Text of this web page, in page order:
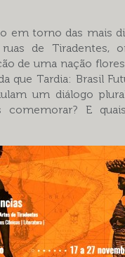
em torno das mais
ruas de Tiradentes,
de uma nação
que Tardia: Brasil
um diálogo
comemorar? E